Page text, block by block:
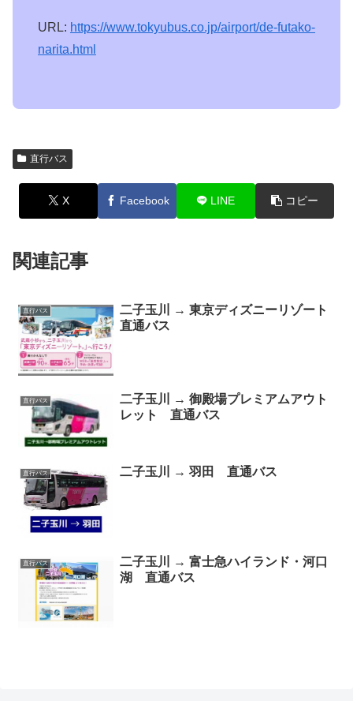
URL: https://www.tokyubus.co.jp/airport/de-futako-
narita.html
直行バス
X Facebook LINE コピー
関連記事
直行バス
二子玉川 → 東京ディズニーリゾート
直通バス
直行バス
二子玉川 → 御殿場プレミアムアウト
レット 直通バス
直行バス 二子玉川 → 羽田 直通バス
直行バス
二子玉川 → 富士急ハイランド・河口
湖 直通バス